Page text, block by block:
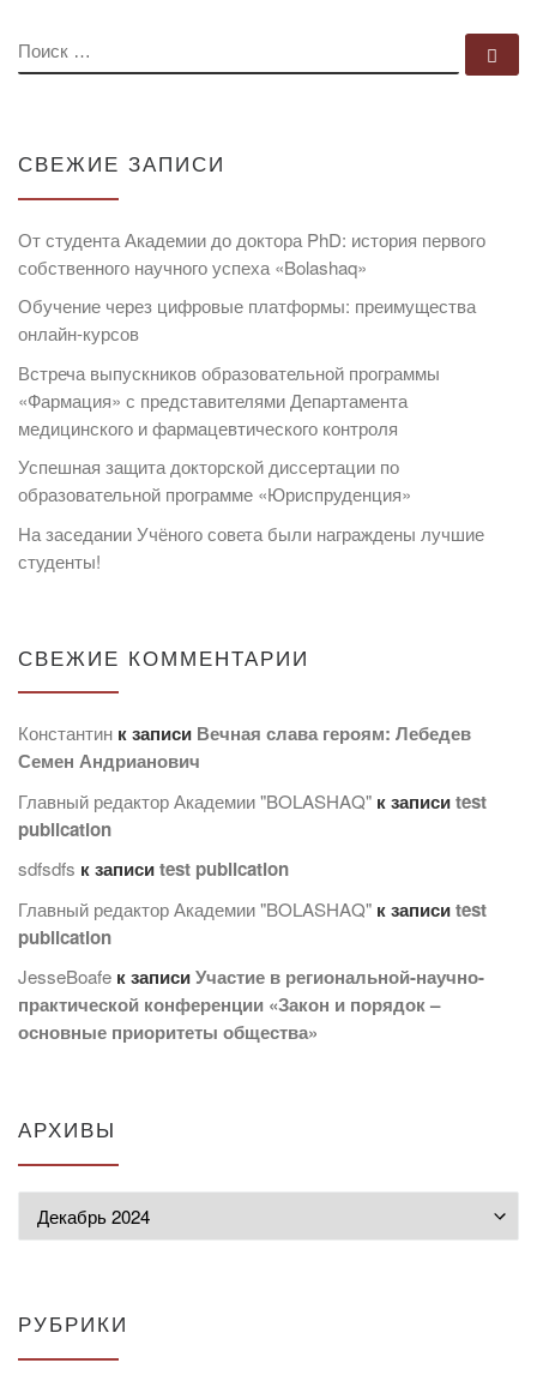
ПОИСК
СВЕЖИЕ ЗАПИСИ
От студента Академии до доктора PhD: история первого
собственного научного успеха «Bolashaq»
Обучение через цифровые платформы: преимущества
онлайн-курсов
Встреча выпускников образовательной программы
«Фармация» с представителями Департамента
медицинского и фармацевтического контроля
Успешная защита докторской диссертации по
образовательной программе «Юриспруденция»
На заседании Учёного совета были награждены лучшие
студенты!
СВЕЖИЕ КОММЕНТАРИИ
Константин к записи Вечная слава героям: Лебедев
Семен Андрианович
Главный редактор Академии "BOLASHAQ" к записиtest
publication
sdfsdfs к записиtest publication
Главный редактор Академии "BOLASHAQ" к записиtest
publication
JesseBoafe к записиУчастие в региональной-научно-
практической конференции «Закон и порядок –
основные приоритеты общества»
АРХИВЫ
РУБРИКИ